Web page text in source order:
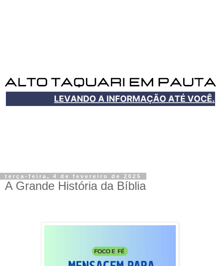
terça-feira, 4 de fevereiro de 2025
A Grande História da Bíblia